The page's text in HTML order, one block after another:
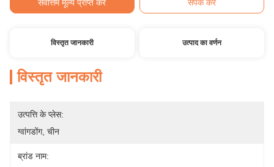
सर्वोत्तम मूल्य प्राप्त करें संपर्क करें
विस्तृत जानकारी उत्पाद का वर्णन
विस्तृत जानकारी
उत्पत्ति के प्लेस:
ग्वांगडोंग, चीन
ब्रांड नाम: